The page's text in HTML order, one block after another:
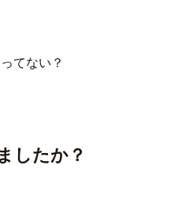
てない？
したか？